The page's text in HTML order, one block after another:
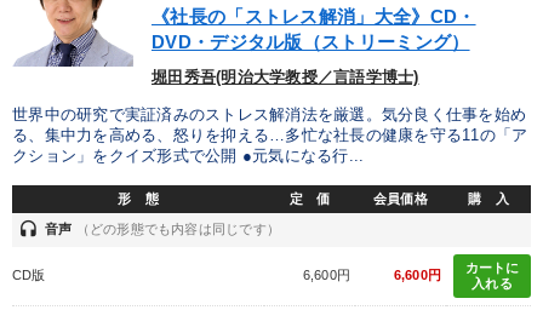
《社長の「ストレス解消」大全》CD・
DVD・デジタル版（ストリーミング）
堀田秀吾(明治大学教授／言語学博士)
世界中の研究で実証済みのストレス解消法を厳選。気分良く仕事を始め
る、集中力を高める、怒りを抑える…多忙な社長の健康を守る11の「ア
クション」をクイズ形式で公開 ●元気になる行...
形 態 定 価 会員価格 購 入
headset 音声 （どの形態でも内容は同じです）
CD版 6,600円 6,600円
カートに
入れる